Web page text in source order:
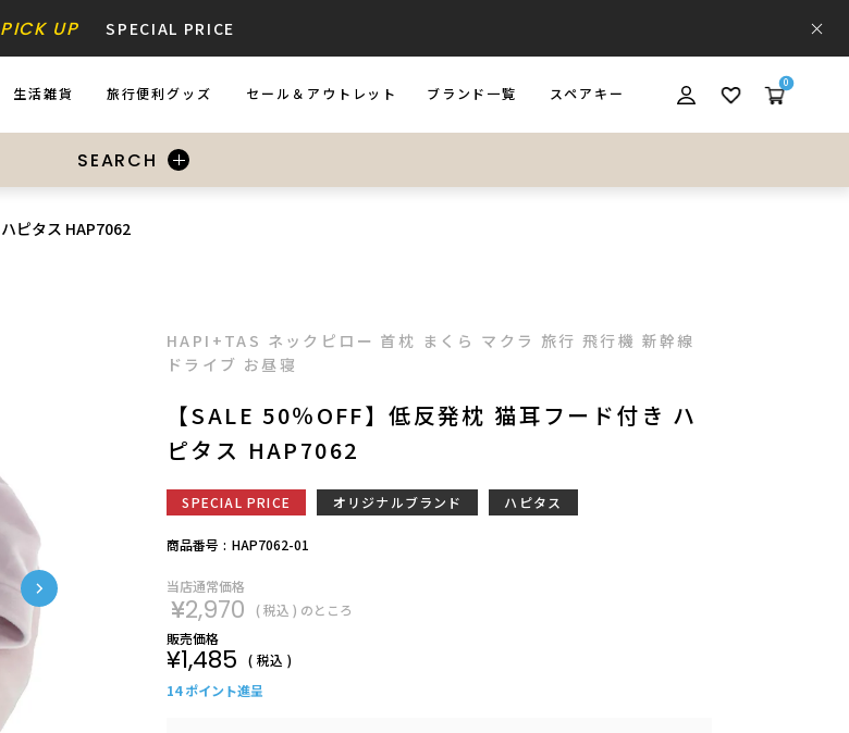
PICK UP SPECIAL PRICE
生活雑貨
旅行便利グッズ
セール＆アウトレット
ブランド一覧
スペアキー
0
SEARCH
ピタス HAP7062
HAPI+TAS ネックピロー 首枕 まくら マクラ 旅行 飛行機 新幹線
ドライブ お昼寝
【SALE 50％OFF】低反発枕 猫耳フード付き ハ
ピタス HAP7062
SPECIAL PRICE オリジナルブランド ハピタス
商品番号 HAP7062-01
当店通常価格
¥2,970
のところ
販売価格
¥1,485
税込
14 ポイント進呈